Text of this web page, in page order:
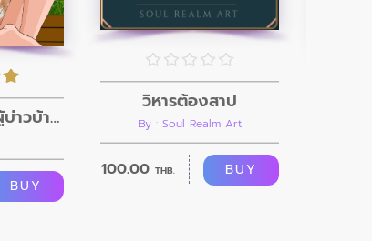
Gthai Manga ผู้บ่าวบ้านนา ตอนที่8
BUY
วิหารต้องสาป
By : Soul Realm Art
100.00 THB. BUY